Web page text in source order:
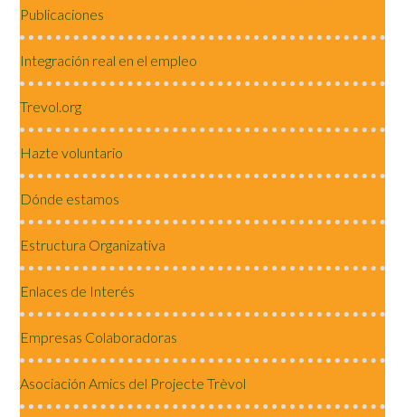
Publicaciones
Integración real en el empleo
Trevol.org
Hazte voluntario
Dónde estamos
Estructura Organizativa
Enlaces de Interés
Empresas Colaboradoras
Asociación Amics del Projecte Trèvol